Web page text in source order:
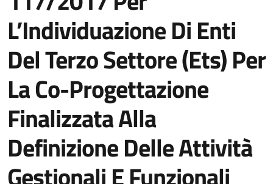
L’Individuazione Di Enti
Del Terzo Settore (Ets) Per
La Co-Progettazione
Finalizzata Alla
Definizione Delle Attività